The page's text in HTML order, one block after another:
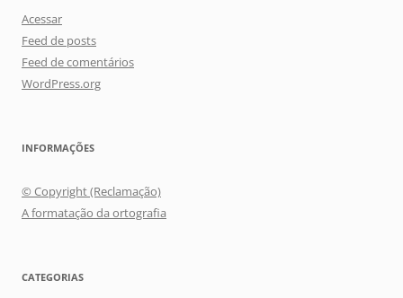
Acessar
Feed de posts
Feed de comentários
WordPress.org
INFORMAÇÕES
© Copyright (Reclamação)
A formatação da ortografia
CATEGORIAS